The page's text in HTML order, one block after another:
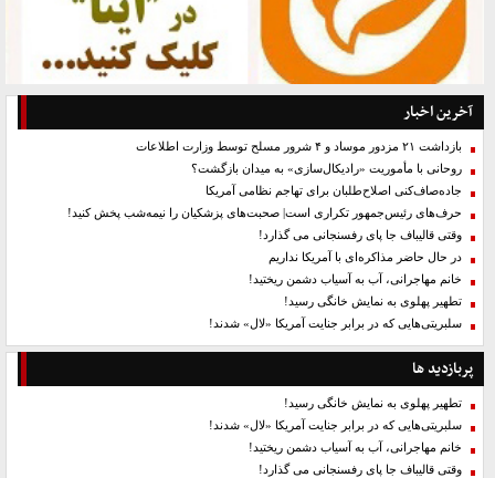
آخرین اخبار
بازداشت ۲۱ مزدور موساد و ۴ شرور مسلح توسط وزارت اطلاعات
روحانی با مأموریت «رادیکال‌سازی» به میدان بازگشت؟
جاده‌صاف‌کنی اصلاح‌طلبان برای تهاجم نظامی آمریکا
حرف‌های رئیس‌جمهور تکراری است| صحبت‌های پزشکیان را نیمه‌شب پخش کنید!
وقتی قالیباف جا پای رفسنجانی می گذارد!
در حال حاضر مذاکره‌ای با آمریکا نداریم
خانم مهاجرانی، آب به آسیاب دشمن ریختید!
تطهیر پهلوی به نمایش خانگی رسید!
سلبریتی‌هایی که در برابر جنایت آمریکا «لال» شدند!
پربازدید ها
تطهیر پهلوی به نمایش خانگی رسید!
سلبریتی‌هایی که در برابر جنایت آمریکا «لال» شدند!
خانم مهاجرانی، آب به آسیاب دشمن ریختید!
وقتی قالیباف جا پای رفسنجانی می گذارد!